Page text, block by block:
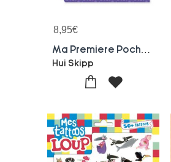
8,95€
Hui Skipp